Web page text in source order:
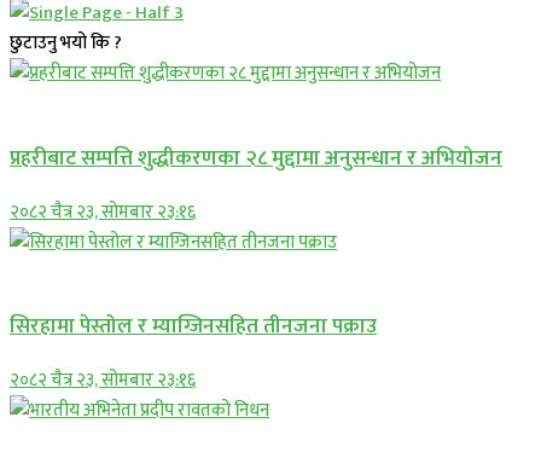
छुटाउनु भयो कि ?
प्रहरीबाट सम्पत्ति शुद्धीकरणका २८ मुद्दामा अनुसन्धान र अभियोजन
२०८२ चैत्र २३, सोमबार २३:१६
सिरहामा पेस्तोल र म्याग्जिनसहित तीनजना पक्राउ
२०८२ चैत्र २३, सोमबार २३:१६